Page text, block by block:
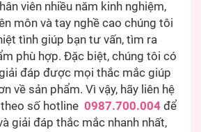
viên nhiều năm kinh nghiệm,
môn và tay nghề cao chúng tôi
tình giúp bạn tư vấn, tìm ra
phù hợp. Đặc biệt, chúng tôi có
đáp được mọi thắc mắc giúp
về sản phẩm. Vì vậy, hãy liên hệ
số hotline 0987.700.004 để
giải đáp thắc mắc nhanh nhất,